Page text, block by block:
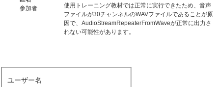
参加者
使用トレーニング教材では正常に実行できたため、音声
ファイルが30チャンネルのWAVファイルであることが原
因で、AudioStreamRepeaterFromWaveが正常に出力さ
れない可能性があります。
ユーザー名